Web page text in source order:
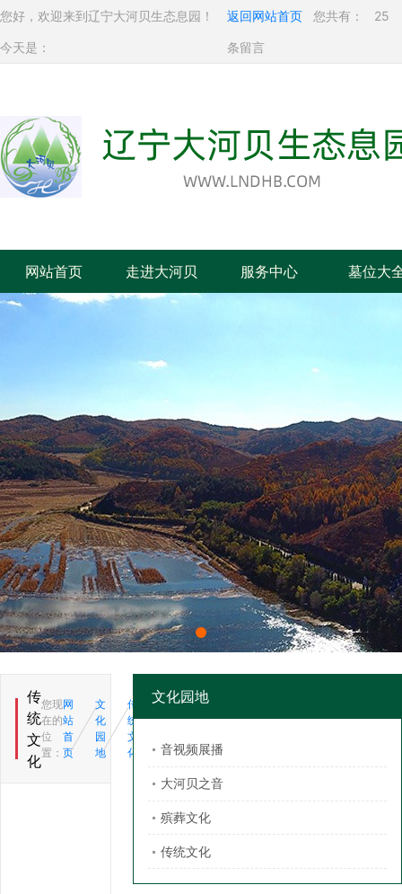
您好，欢迎来到辽宁大河贝生态息园！
今天是：
返回网站首页 您共有： 25
条留言
网站首页 走进大河贝 服务中心 墓位大
传
统
文
化
您现
在的
位
置：
网
站
首
页
文
化
园
地
传
统
文
化
文化园地
音视频展播
大河贝之音
殡葬文化
传统文化